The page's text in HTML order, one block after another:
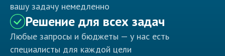
вашу задачу немедленно
Решение для всех задач
Любые запросы и бюджеты — у нас есть
специалисты для каждой цели